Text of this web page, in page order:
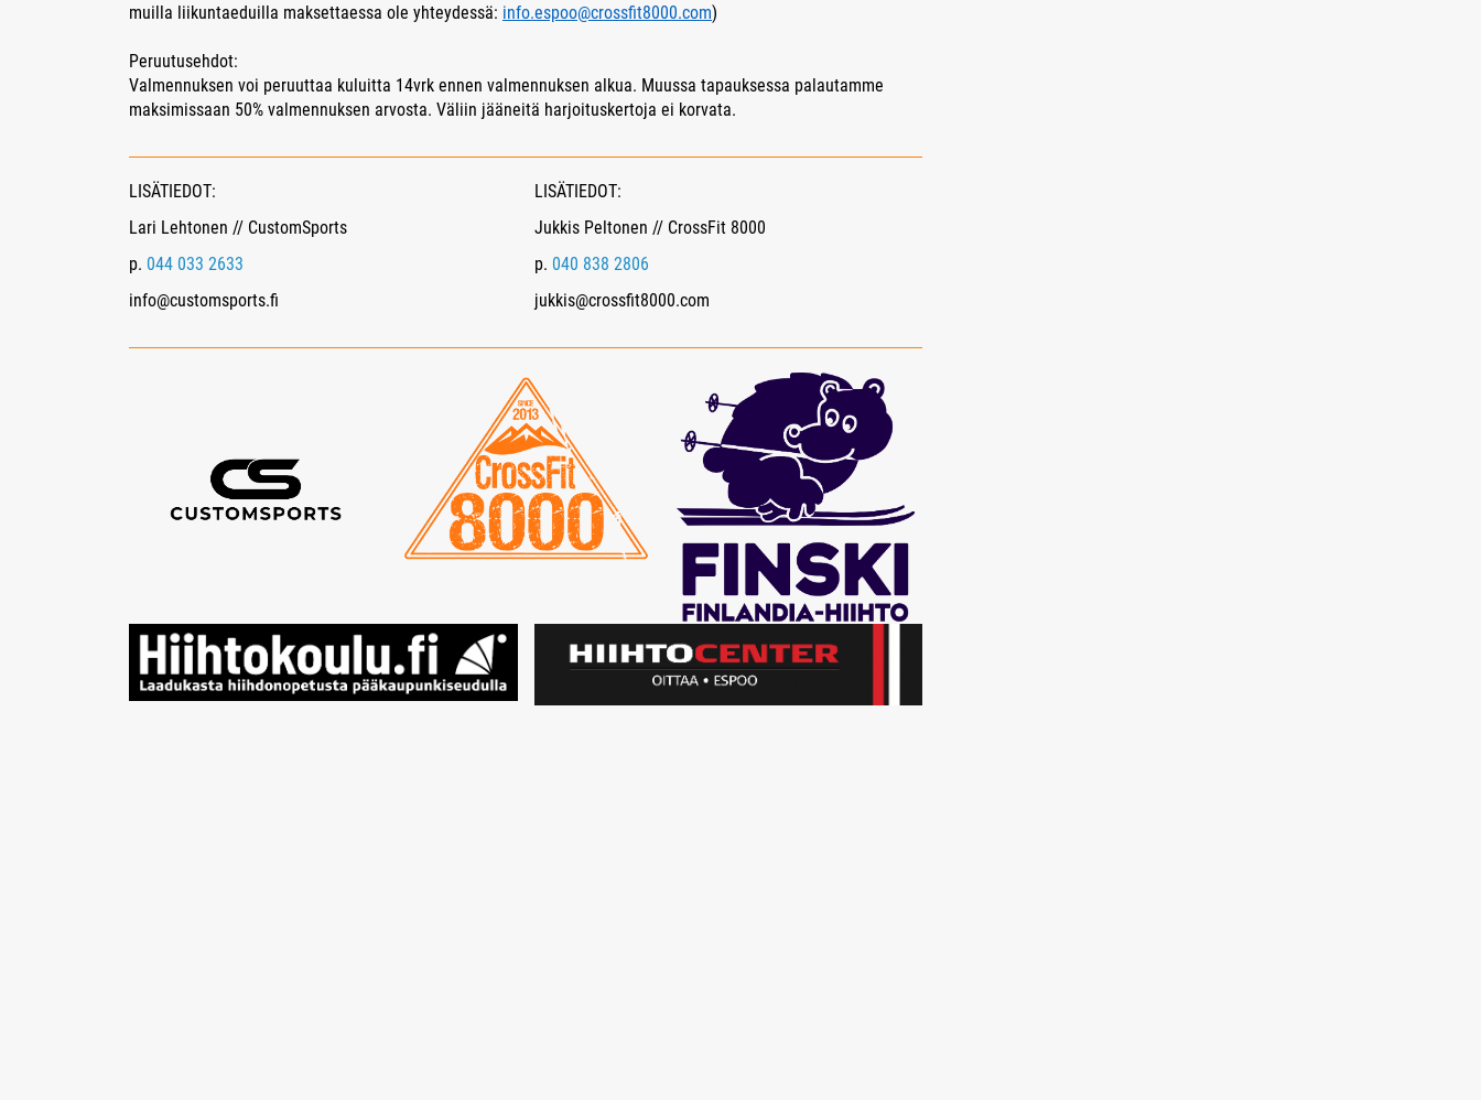
muilla liikuntaeduilla maksettaessa ole yhteydessä: info.espoo@crossfit8000.com)
Peruutusehdot:
Valmennuksen voi peruuttaa kuluitta 14vrk ennen valmennuksen alkua. Muussa tapauksessa palautamme
maksimissaan 50% valmennuksen arvosta. Väliin jääneitä harjoituskertoja ei korvata.
LISÄTIEDOT:
Lari Lehtonen // CustomSports
p. 044 033 2633
info@customsports.fi
LISÄTIEDOT:
Jukkis Peltonen // CrossFit 8000
p. 040 838 2806
jukkis@crossfit8000.com